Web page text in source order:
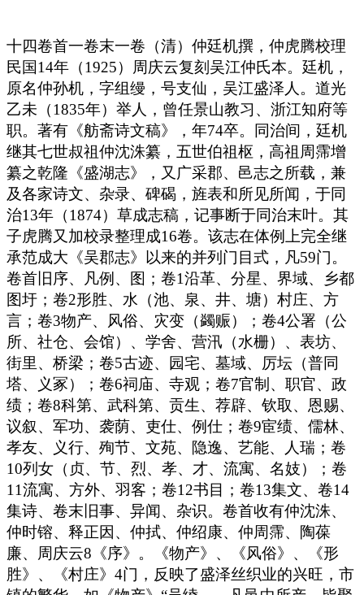
十四卷首一卷末一卷（清）仲廷机撰，仲虎腾校理
民国14年（1925）周庆云复刻吴江仲氏本。廷机，
原名仲孙机，字组缦，号支仙，吴江盛泽人。道光
乙未（1835年）举人，曾任景山教习、浙江知府等
职。著有《舫斋诗文稿》，年74卒。同治间，廷机
继其七世叔祖仲沈洙纂，五世伯祖枢，高祖周霈增
纂之乾隆《盛湖志》，又广采郡、邑志之所载，兼
及各家诗文、杂录、碑碣，旌表和所见所闻，于同
治13年（1874）草成志稿，记事断于同治末叶。其
子虎腾又加校录整理成16卷。该志在体例上完全继
承范成大《吴郡志》以来的并列门目式，凡59门。
卷首旧序、凡例、图；卷1沿革、分星、界域、乡都
图圩；卷2形胜、水（池、泉、井、塘）村庄、方
言；卷3物产、风俗、灾变（蠲赈）；卷4公署（公
所、社仓、会馆）、学舍、营汛（水栅）、表坊、
街里、桥梁；卷5古迹、园宅、墓域、厉坛（普同
塔、义冢）；卷6祠庙、寺观；卷7官制、职官、政
绩；卷8科第、武科第、贡生、荐辟、钦取、恩赐、
议叙、军功、袭荫、吏仕、例仕；卷9宦绩、儒林、
孝友、义行、殉节、文苑、隐逸、艺能、人瑞；卷
10列女（贞、节、烈、孝、才、流寓、名妓）；卷
11流寓、方外、羽客；卷12书目；卷13集文、卷14
集诗、卷末旧事、异闻、杂识。卷首收有仲沈洙、
仲时镕、释正因、仲拭、仲绍康、仲周霈、陶葆
廉、周庆云8《序》。《物产》、《风俗》、《形
胜》、《村庄》4门，反映了盛泽丝织业的兴旺，市